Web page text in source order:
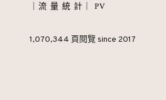
｜流 量 統 計｜ PV
1,070,344 頁閱覽 since 2017